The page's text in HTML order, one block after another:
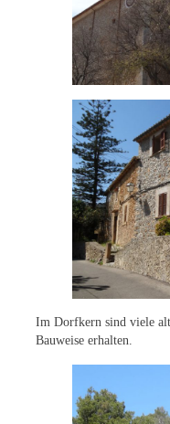
Im Dorfkern sind viele
Bauweise erhalten.